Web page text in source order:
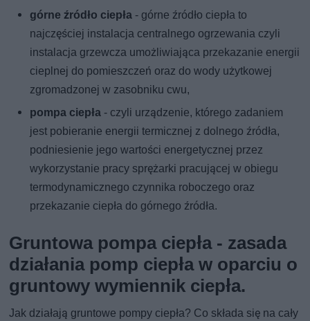
górne źródło ciepła - górne źródło ciepła to
najczęściej instalacja centralnego ogrzewania czyli
instalacja grzewcza umożliwiająca przekazanie energii
cieplnej do pomieszczeń oraz do wody użytkowej
zgromadzonej w zasobniku cwu,
pompa ciepła - czyli urządzenie, którego zadaniem
jest pobieranie energii termicznej z dolnego źródła,
podniesienie jego wartości energetycznej przez
wykorzystanie pracy sprężarki pracującej w obiegu
termodynamicznego czynnika roboczego oraz
przekazanie ciepła do górnego źródła.
Gruntowa pompa ciepła - zasada
działania pomp ciepła w oparciu o
gruntowy wymiennik ciepła.
Jak działają gruntowe pompy ciepła? Co składa się na cały